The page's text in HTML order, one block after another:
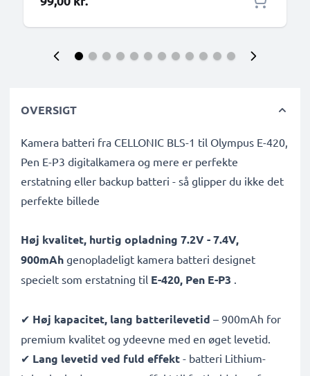
OVERSIGT
Kamera batteri fra CELLONIC BLS-1 til Olympus E-420,
Pen E-P3 digitalkamera og mere er perfekte
erstatning eller backup batteri - så glipper du ikke det
perfekte billede
Høj kvalitet, hurtig opladning 7.2V - 7.4V,
900mAh genopladeligt kamera batteri designet
specielt som erstatning til E-420, Pen E-P3 .
✔ Høj kapacitet, lang batterilevetid – 900mAh for
premium kvalitet og ydeevne med en øget levetid.
✔ Lang levetid ved fuld effekt - batteri Lithium-